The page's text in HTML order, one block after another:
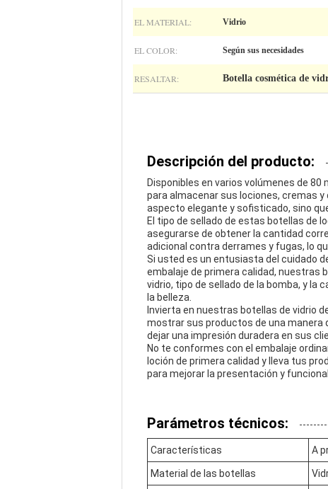
EL MATERIAL: Vidrio
EL COLOR: Según sus necesidades
RESALTAR: Botella cosmética de
Descripción del producto:
Disponibles en varios volúmenes de
para almacenar sus lociones, cremas
aspecto elegante y sofisticado, sino
El tipo de sellado de estas botellas de
asegurarse de obtener la cantidad
adicional contra derrames y fugas, lo
Si usted es un entusiasta del cuidado
embalaje de primera calidad, nuestras
vidrio, tipo de sellado de la bomba, y la
la belleza.
Invierta en nuestras botellas de vidrio
mostrar sus productos de una manera
dejar una impresión duradera en sus
No te conformes con el embalaje
loción de primera calidad y lleva tus
para mejorar la presentación y
Parámetros técnicos:
Características A
Material de las botellas